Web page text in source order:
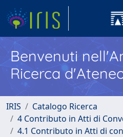
Benvenuti
Ricerca
IRIS
Catalogo Ricerca
4 Contributo in Atti di
4.1 Contributo in Atti di